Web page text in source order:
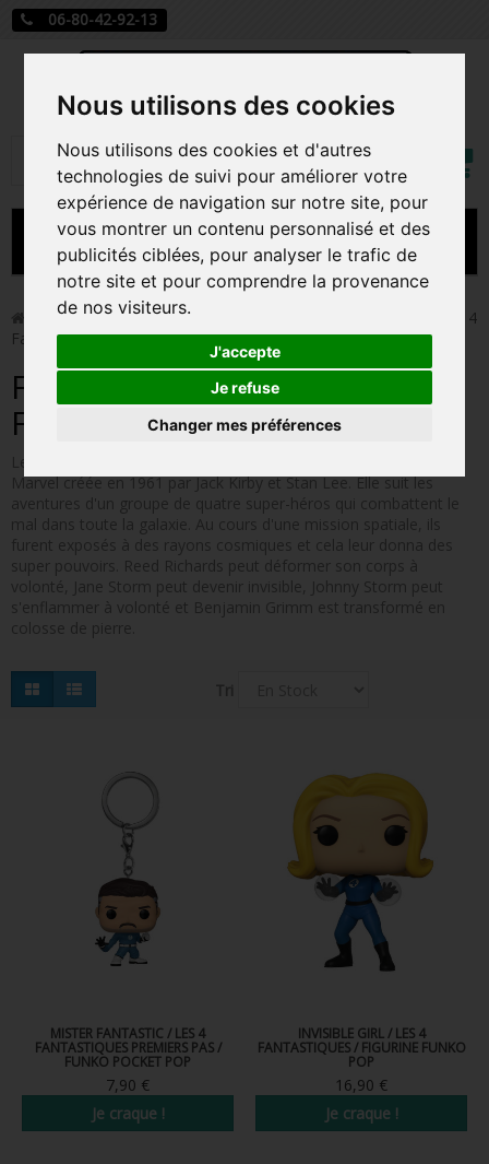
Nous utilisons des cookies
Nous utilisons des cookies et d'autres
technologies de suivi pour améliorer votre
expérience de navigation sur notre site, pour
vous montrer un contenu personnalisé et des
publicités ciblées, pour analyser le trafic de
notre site et pour comprendre la provenance
de nos visiteurs.
J'accepte
Je refuse
Changer mes préférences
06-80-42-92-13
Rechercher
Mon
MENU
CARTE A JOUER
PRÉCOMMANDE FIGURINES POP
FIGURINES POP MANGA
FIGURINES POP DISNEY
FIGURINES POP MARVEL
FIGURINES POP MUSIQUE
FIGURINES POP SÉRIE TV
FIGURINES POP AUTRES FILMS
FIGURINES POP ANIME
FIGURINES POP STAR WARS
FIGURINES POP STRANGER THINGS
FIGURINES POP SEIGNEUR DES ANNEAUX
FIGURINES POP DC COMICS
FIGURINES POP JEUX VIDÉO
FIGURINE POP ROYALS FAMILY
FIGURINE POP RETRO TOYS
FIGURINES POP AUTRES COMICS
Funko Pop! > Figurines Pop Marvel
Figurines Pop Les 4
Fantastiques
Figurines Pop Les 4
Fantastiques
Les Quatre Fantastiques est une série de comics des éditions
Marvel créée en 1961 par Jack Kirby et Stan Lee. Elle suit les
aventures d'un groupe de quatre super-héros qui combattent le
mal dans toute la galaxie. Au cours d'une mission spatiale, ils
furent exposés à des rayons cosmiques et cela leur donna des
super pouvoirs. Reed Richards peut déformer son corps à
volonté, Jane Storm peut devenir invisible, Johnny Storm peut
s'enflammer à volonté et Benjamin Grimm est transformé en
colosse de pierre.
MISTER FANTASTIC / LES 4
FANTASTIQUES PREMIERS PAS /
FUNKO POCKET POP
7,90 €
Je craque !
INVISIBLE GIRL / LES 4
FANTASTIQUES / FIGURINE FUNKO
POP
16,90 €
Je craque !